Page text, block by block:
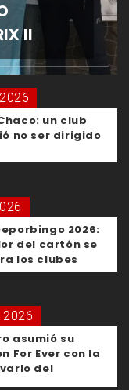
II
un club
no ser dirigido
2026:
del cartón se
los clubes
asumió su
For Ever con la
del